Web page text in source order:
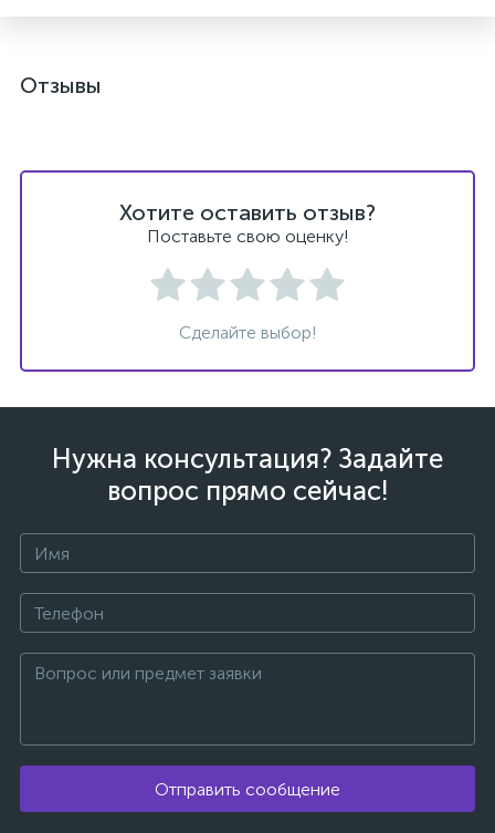
Отзывы
Хотите оставить отзыв?
Поставьте свою оценку!
Сделайте выбор!
Нужна консультация? Задайте
вопрос прямо сейчас!
Отправить сообщение